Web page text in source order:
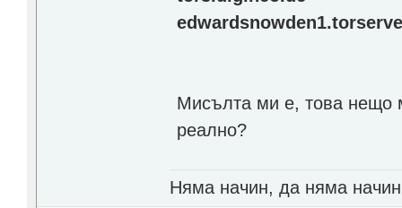
Мисълта ми е, това нещо
реално?
Няма начин, да няма